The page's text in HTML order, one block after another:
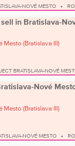
NOVÉ MESTO
in Bratislava-
Mesto (Bratislava III)
BRATISLAVA-NOVÉ
Nové
Mesto (Bratislava III)
NOVÉ MESTO